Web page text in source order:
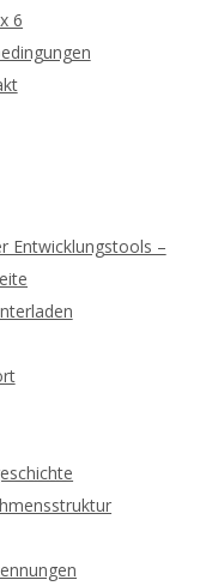
6
Entwicklungstools –